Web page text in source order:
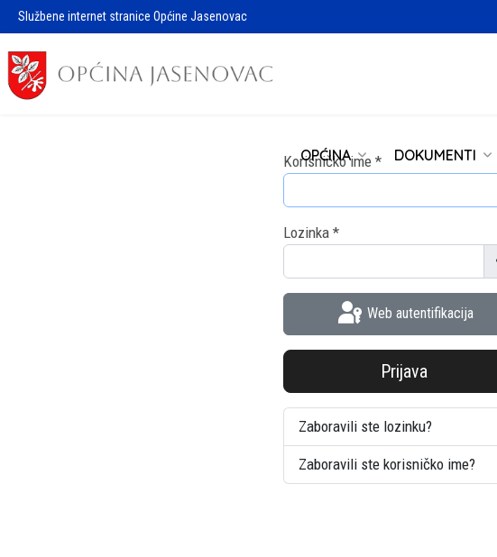
Službene internet stranice Općine Jasenovac
OPĆINA DOKUMENTI
Korisničko ime*
Lozinka*
Web autentifikacija
Prijava
Zaboravili ste lozinku?
Zaboravili ste korisničko ime?